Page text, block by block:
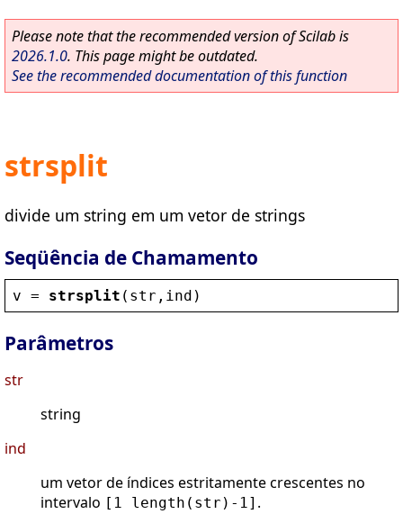
Please note that the recommended version of Scilab is
2026.1.0. This page might be outdated.
See the recommended documentation of this function
strsplit
divide um string em um vetor de strings
Seqüência de Chamamento
v = strsplit ( str , ind )
Parâmetros
str
string
ind
um vetor de índices estritamente crescentes no
intervalo [1 length(str)-1] .